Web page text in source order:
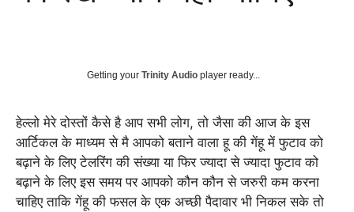
Getting your Trinity Audio player ready...
हेल्लो मेरे दोस्तों कैसे है आप सभी लोग, तो जैसा की आज के इस
आर्टिकल के माध्यम से मै आपको बताने वाला हू की गेंहू में फुटाव को
बढ़ाने के लिए टेलरिंग की संख्या या फिर ज्यादा से ज्यादा फुटाव को
बढ़ाने के लिए इस समय पर आपको कौन कौन से जरुरी कम करना
चाहिए ताकि गेंहू की फसल के एक अच्छी पैदावार भी निकल सके तो